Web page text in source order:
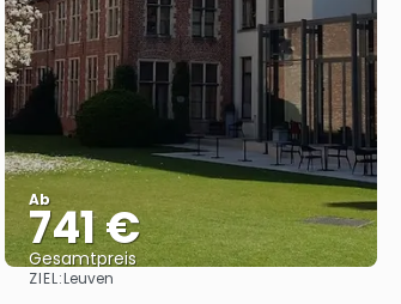
Ab
741 €
Gesamtpreis
ZIEL:Leuven